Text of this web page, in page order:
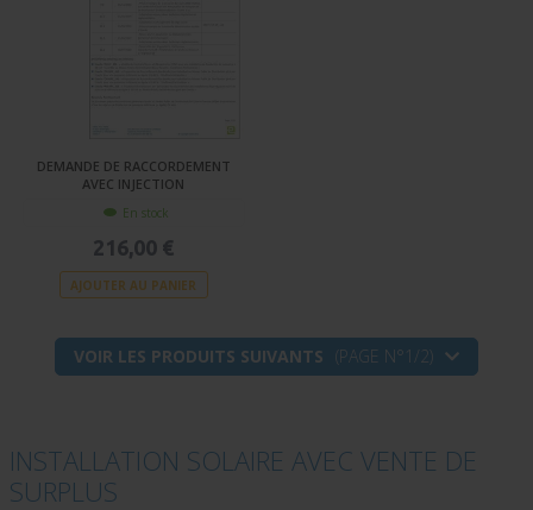
DEMANDE DE RACCORDEMENT
AVEC INJECTION
En stock
216,00 €
AJOUTER AU PANIER
VOIR LES PRODUITS SUIVANTS (PAGE N°1/2)
INSTALLATION SOLAIRE AVEC VENTE DE
SURPLUS